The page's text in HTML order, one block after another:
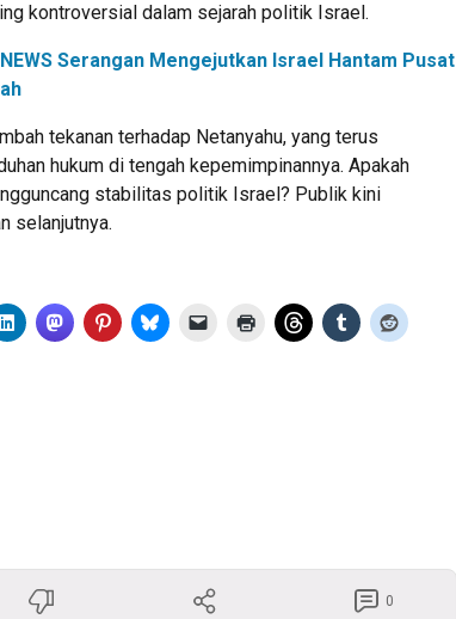
kontroversial dalam sejarah politik Israel.
NEWS Serangan Mengejutkan Israel Hantam Pusat
tekanan terhadap Netanyahu, yang terus
hukum di tengah kepemimpinannya. Apakah
stabilitas politik Israel? Publik kini
selanjutnya.
0